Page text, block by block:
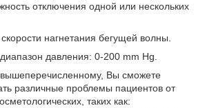
отключения одной или нескольких
скорости нагнетания бегущей волны.
давления: 0-200 mm Hg.
Вы сможете
различные проблемы пациентов от
таких как: